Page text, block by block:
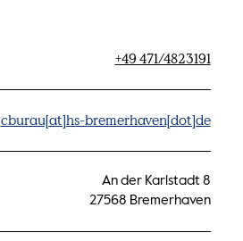
+49 471/4823191
cburau[at]hs-bremerhaven[dot]de
An der Karlstadt 8
27568 Bremerhaven